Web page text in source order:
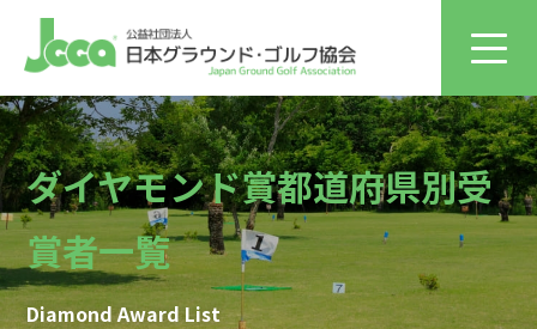
ダイヤモンド賞都道府県別受
賞者一覧
Diamond Award List